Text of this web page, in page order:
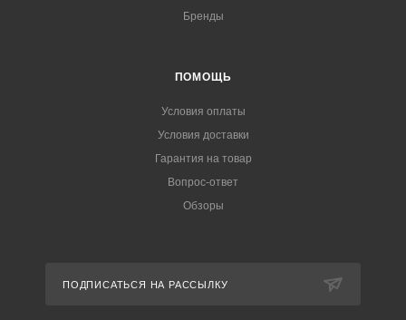
Бренды
ПОМОЩЬ
Условия оплаты
Условия доставки
Гарантия на товар
Вопрос-ответ
Обзоры
ПОДПИСАТЬСЯ НА РАССЫЛКУ